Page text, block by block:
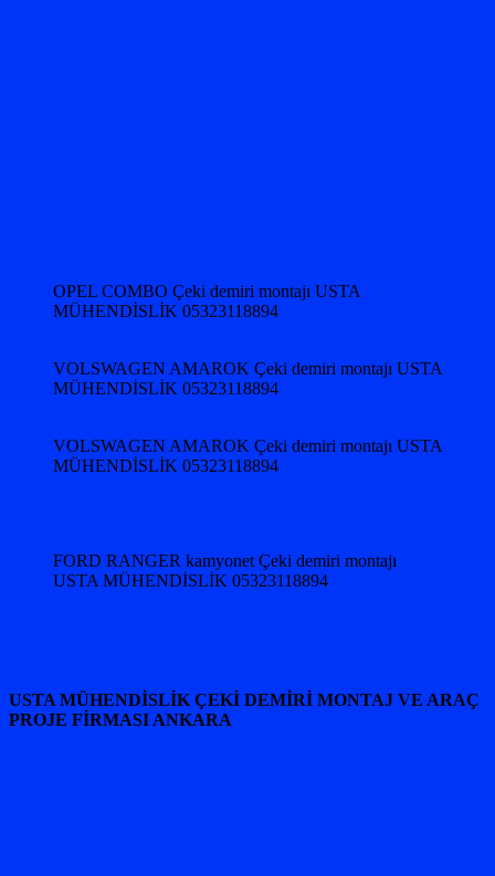
OPEL COMBO Çeki demiri montajı USTA
MÜHENDİSLİK 05323118894
VOLSWAGEN AMAROK Çeki demiri montajı USTA
MÜHENDİSLİK 05323118894
VOLSWAGEN AMAROK Çeki demiri montajı USTA
MÜHENDİSLİK 05323118894
FORD RANGER kamyonet Çeki demiri montajı
USTA MÜHENDİSLİK 05323118894
USTA MÜHENDİSLİK ÇEKİ DEMİRİ MONTAJ VE ARAÇ
PROJE FİRMASI ANKARA